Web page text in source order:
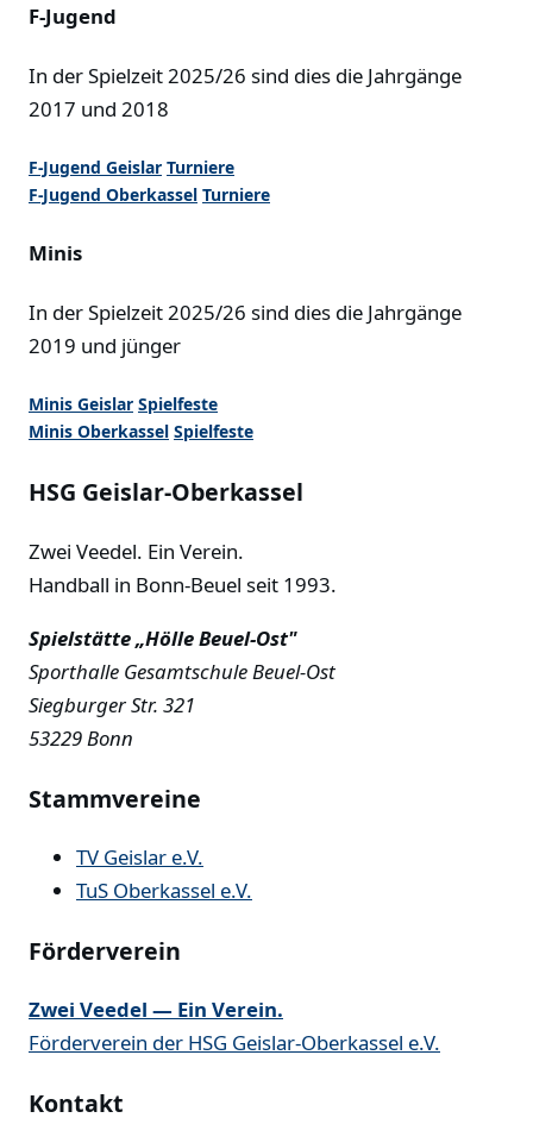
F-Jugend
In der Spielzeit 2025/26 sind dies die Jahrgänge
2017 und 2018
F-Jugend Geislar Turniere
F-Jugend Oberkassel Turniere
Minis
In der Spielzeit 2025/26 sind dies die Jahrgänge
2019 und jünger
Minis Geislar Spielfeste
Minis Oberkassel Spielfeste
HSG Geislar-Oberkassel
Zwei Veedel. Ein Verein.
Handball in Bonn-Beuel seit 1993.
Spielstätte „Hölle Beuel-Ost"
Sporthalle Gesamtschule Beuel-Ost
Siegburger Str. 321
53229 Bonn
Stammvereine
TV Geislar e.V.
TuS Oberkassel e.V.
Förderverein
Zwei Veedel — Ein Verein.
Förderverein der HSG Geislar-Oberkassel e.V.
Kontakt